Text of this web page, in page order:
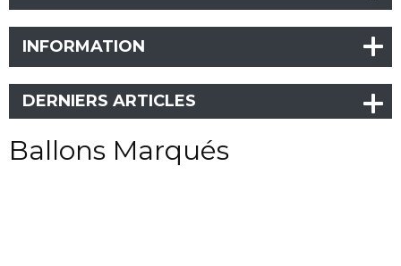
INFORMATION
DERNIERS ARTICLES
Ballons Marqués